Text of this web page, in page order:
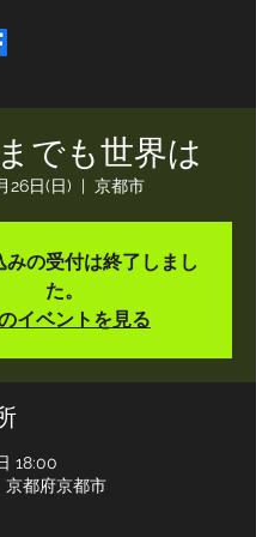
でも世界は
26日(日)
  |
京都市
みの受付は終了しまし
た。
イベントを見る
18:00
京都府京都市